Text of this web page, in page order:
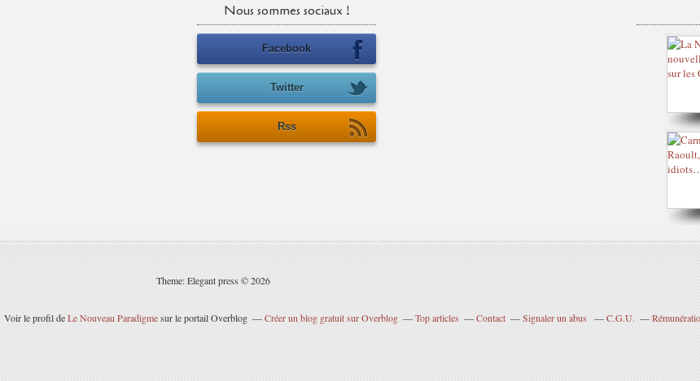
Nous sommes sociaux !
Facebook
Twitter
Rss
Theme: Elegant press © 2026
Voir le profil deLe Nouveau Paradigmesur le portail Overblog Créer un blog gratuit sur Overblog Top articles Contact Signaler un abus C.G.U.